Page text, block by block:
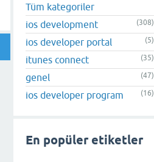
Tüm kategoriler
ios development
(308)
ios developer portal (5)
itunes connect (35)
genel (47)
ios developer program (16)
En popüler etiketler